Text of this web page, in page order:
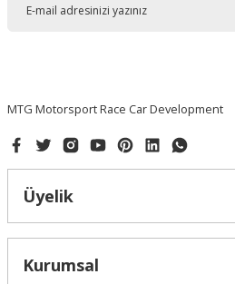
MTG Motorsport Race Car Development
Üyelik
Kurumsal